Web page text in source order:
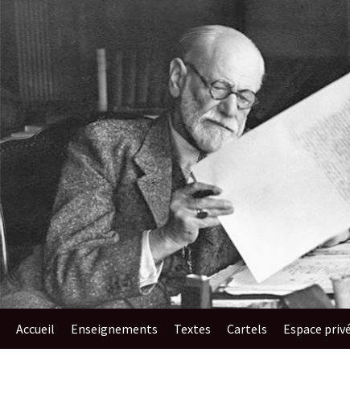
Accueil Enseignements​ Textes Cartels Espace privé